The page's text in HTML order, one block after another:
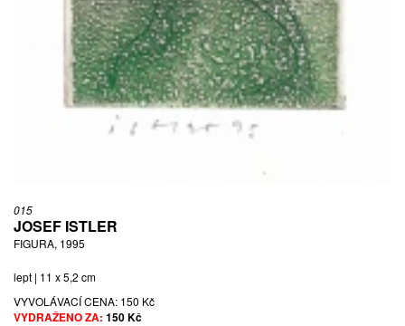
015
JOSEF ISTLER
FIGURA, 1995
lept | 11 x 5,2 cm
VYVOLÁVACÍ CENA: 150 Kč
VYDRAŽENO ZA: 150 Kč